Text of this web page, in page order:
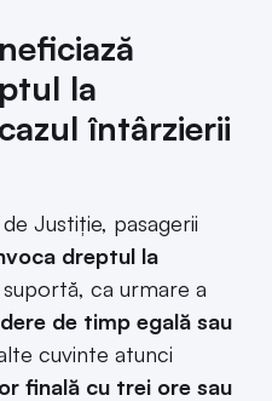
la
întârzierii
Justiţie, pasagerii
dreptul la
ca urmare a
de timp egală sau
cuvinte atunci
finală cu trei ore sau